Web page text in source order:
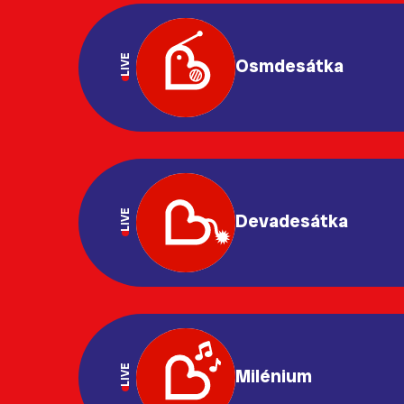
LIVE Osmdesátka
LIVE Devadesátka
LIVE Milénium